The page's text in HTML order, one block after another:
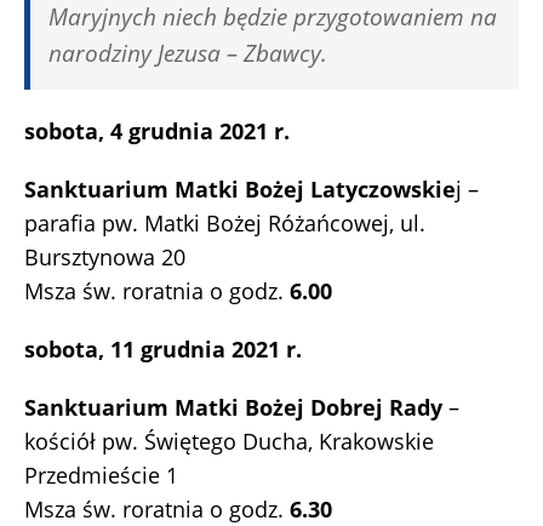
Maryjnych niech będzie przygotowaniem na
narodziny Jezusa – Zbawcy.
sobota, 4 grudnia 2021 r.
Sanktuarium Matki Bożej Latyczowskiej –
parafia pw. Matki Bożej Różańcowej, ul.
Bursztynowa 20
Msza św. roratnia o godz. 6.00
sobota, 11 grudnia 2021 r.
Sanktuarium Matki Bożej Dobrej Rady –
kościół pw. Świętego Ducha, Krakowskie
Przedmieście 1
Msza św. roratnia o godz. 6.30